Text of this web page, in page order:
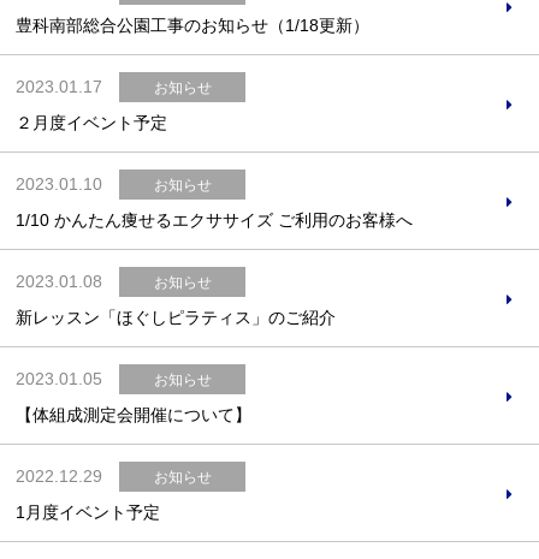
豊科南部総合公園工事のお知らせ（1/18更新）
2023.01.17 お知らせ
２月度イベント予定
2023.01.10 お知らせ
1/10 かんたん痩せるエクササイズ ご利用のお客様へ
2023.01.08 お知らせ
新レッスン「ほぐしピラティス」のご紹介
2023.01.05 お知らせ
【体組成測定会開催について】
2022.12.29 お知らせ
1月度イベント予定